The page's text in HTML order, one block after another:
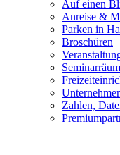
Auf einen
Anreise &
Parken in
Broschüren
Zahlen,